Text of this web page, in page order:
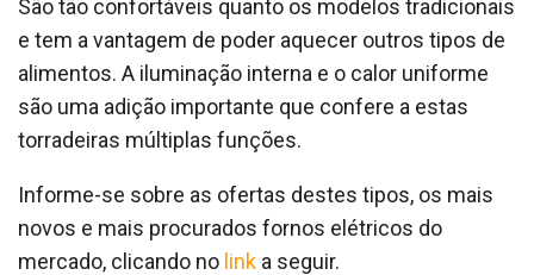
São tão confortáveis quanto os modelos tradicionais
e tem a vantagem de poder aquecer outros tipos de
alimentos. A iluminação interna e o calor uniforme
são uma adição importante que confere a estas
torradeiras múltiplas funções.
Informe-se sobre as ofertas destes tipos, os mais
novos e mais procurados fornos elétricos do
mercado, clicando no link a seguir.